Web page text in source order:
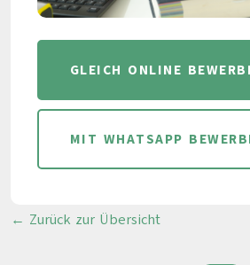
GLEICH ONLINE
MIT WHATSAPP
← Zurück zur Übersicht